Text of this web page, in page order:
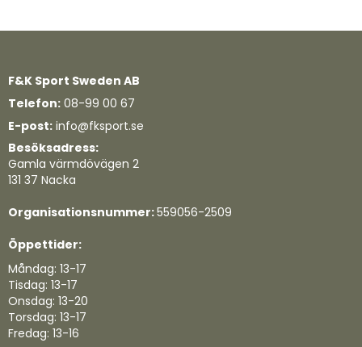
F&K Sport Sweden AB
Telefon: 08-99 00 67
E-post: info@fksport.se
Besöksadress:
Gamla värmdövägen 2
131 37 Nacka
Organisationsnummer:559056-2509
Öppettider:
Måndag: 13-17
Tisdag: 13-17
Onsdag: 13-20
Torsdag: 13-17
Fredag: 13-16